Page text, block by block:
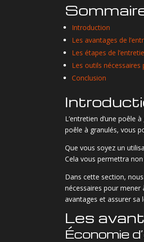
Introduction
Les avantages de
Les étapes de
Les outils nécessaires
Conclusion
L’entretien d’une
poêle à granulés, vous
Que vous soyez un
Cela vous permettra non
Dans cette section,
nécessaires pour mener
avantages et assurer sa
Les
Économie